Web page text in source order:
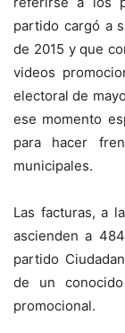
partido cargó a
de 2015 y que
videos
electoral de
ese momento
para hacer
municipales.
Las facturas, a
ascienden a
partido
de un
promocional.